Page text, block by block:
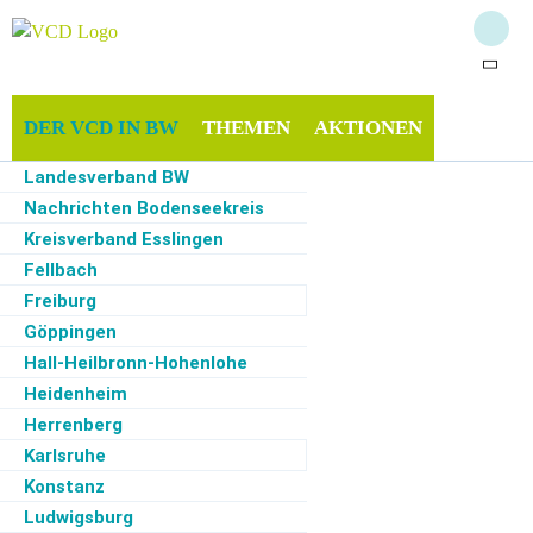
DER VCD IN BW
Landesverband BW
Nachrichten Bodenseekreis
Kreisverband Esslingen
Fellbach
Freiburg
Göppingen
Hall-Heilbronn-Hohenlohe
Heidenheim
Herrenberg
Karlsruhe
Konstanz
Ludwigsburg
THEMEN AKTIONEN
Start·Der VCD in BW
bei Bussen
Vordereinstieg bei Bussen
Aktion zum Vordereinstieg bei SSB-
Bussen